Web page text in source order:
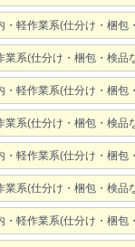
・軽作業系(仕分け・梱包
業系(仕分け・梱包・検品
・軽作業系(仕分け・梱包
業系(仕分け・梱包・検品
・軽作業系(仕分け・梱包
業系(仕分け・梱包・検品
・軽作業系(仕分け・梱包